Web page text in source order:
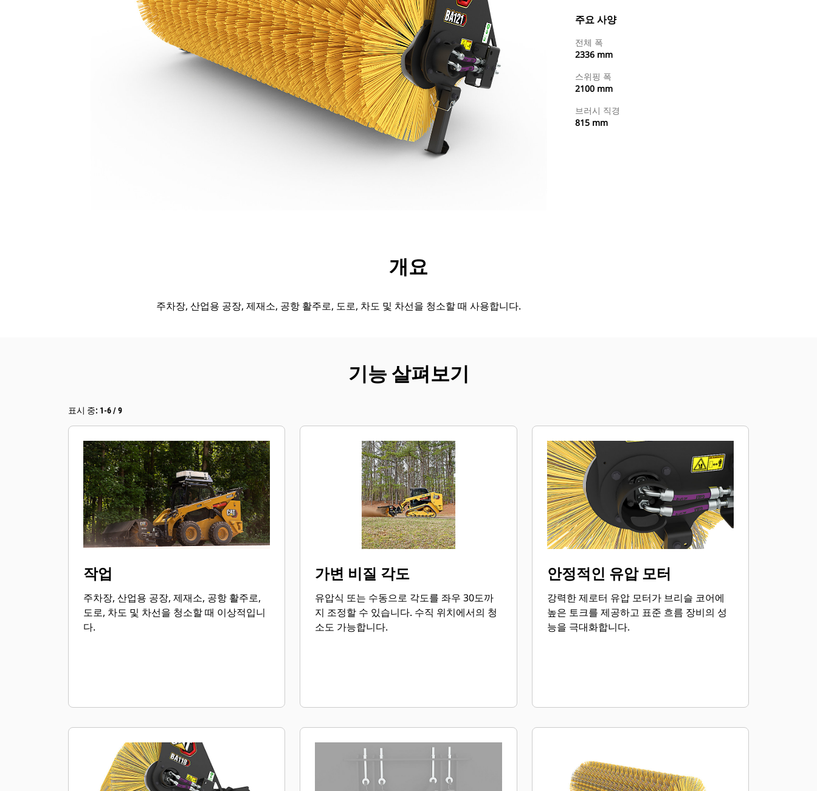
주요 사양
전체 폭
2336 mm
스위핑 폭
2100 mm
브러시 직경
815 mm
투어
개요
주차장, 산업용 공장, 제재소, 공항 활주로, 도로, 차도 및 차선을 청소할 때 사용합니다.
기능 살펴보기
표시 중: 1-6 / 9
작업
주차장, 산업용 공장, 제재소, 공항 활주로,
도로, 차도 및 차선을 청소할 때 이상적입니
다.
가변 비질 각도
유압식 또는 수동으로 각도를 좌우 30도까
지 조정할 수 있습니다. 수직 위치에서의 청
소도 가능합니다.
안정적인 유압 모터
강력한 제로터 유압 모터가 브리슬 코어에
높은 토크를 제공하고 표준 흐름 장비의 성
능을 극대화합니다.